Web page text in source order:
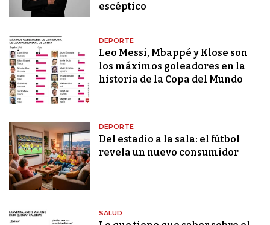
escéptico
DEPORTE
Leo Messi, Mbappé y Klose son
los máximos goleadores en la
historia de la Copa del Mundo
DEPORTE
Del estadio a la sala: el fútbol
revela un nuevo consumidor
SALUD